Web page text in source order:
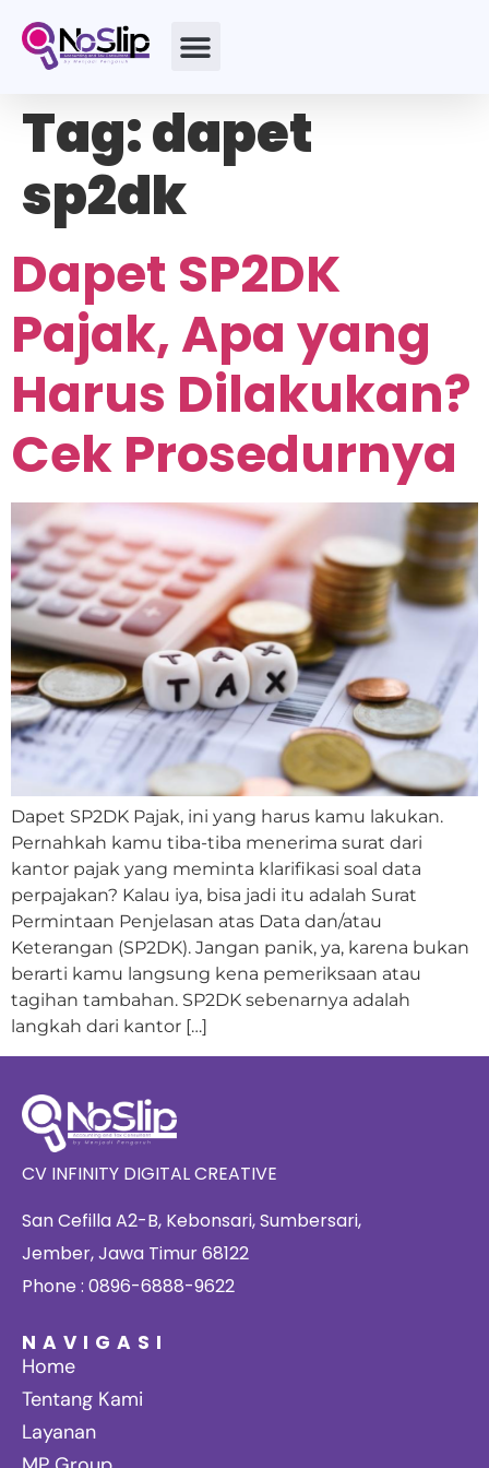
Tag:dapet
sp2dk
Dapet SP2DK
Pajak, Apa yang
Harus Dilakukan?
Cek Prosedurnya
Dapet SP2DK Pajak, ini yang harus kamu lakukan.
Pernahkah kamu tiba-tiba menerima surat dari
kantor pajak yang meminta klarifikasi soal data
perpajakan? Kalau iya, bisa jadi itu adalah Surat
Permintaan Penjelasan atas Data dan/atau
Keterangan (SP2DK). Jangan panik, ya, karena bukan
berarti kamu langsung kena pemeriksaan atau
tagihan tambahan. SP2DK sebenarnya adalah
langkah dari kantor […]
CV INFINITY DIGITAL CREATIVE
San Cefilla A2-B, Kebonsari, Sumbersari,
Jember, Jawa Timur 68122
Phone : 0896-6888-9622
NAVIGASI
Home
Tentang Kami
Layanan